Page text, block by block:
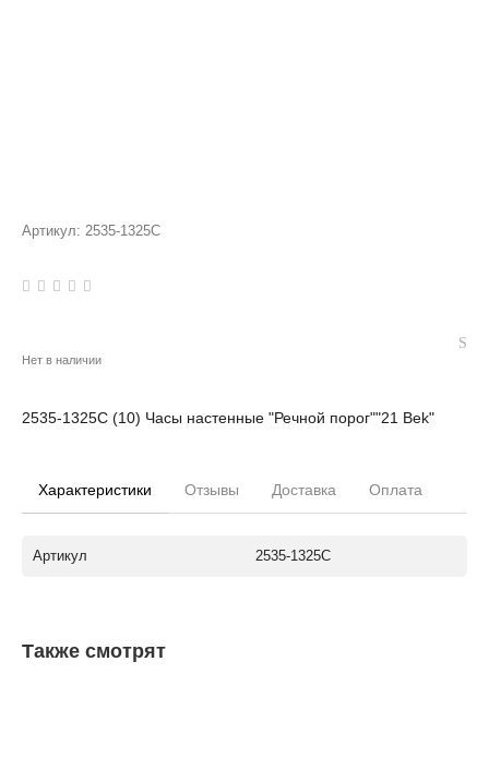
Артикул: 2535-1325С
Нет в наличии
2535-1325С (10) Часы настенные "Речной порог""21 Bek"
Характеристики Отзывы Доставка Оплата
Артикул 2535-1325С
Также смотрят